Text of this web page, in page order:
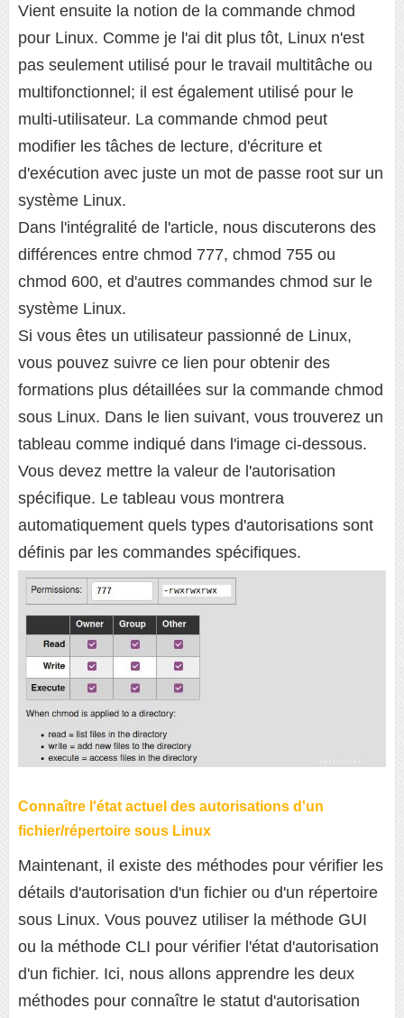
Vient ensuite la notion de la commande chmod
pour Linux. Comme je l'ai dit plus tôt, Linux n'est
pas seulement utilisé pour le travail multitâche ou
multifonctionnel; il est également utilisé pour le
multi-utilisateur. La commande chmod peut
modifier les tâches de lecture, d'écriture et
d'exécution avec juste un mot de passe root sur un
système Linux.
Dans l'intégralité de l'article, nous discuterons des
différences entre chmod 777, chmod 755 ou
chmod 600, et d'autres commandes chmod sur le
système Linux.
Si vous êtes un utilisateur passionné de Linux,
vous pouvez suivre ce lien pour obtenir des
formations plus détaillées sur la commande chmod
sous Linux. Dans le lien suivant, vous trouverez un
tableau comme indiqué dans l'image ci-dessous.
Vous devez mettre la valeur de l'autorisation
spécifique. Le tableau vous montrera
automatiquement quels types d'autorisations sont
définis par les commandes spécifiques.
Connaître l'état actuel des autorisations d'un
fichier/répertoire sous Linux
Maintenant, il existe des méthodes pour vérifier les
détails d'autorisation d'un fichier ou d'un répertoire
sous Linux. Vous pouvez utiliser la méthode GUI
ou la méthode CLI pour vérifier l'état d'autorisation
d'un fichier. Ici, nous allons apprendre les deux
méthodes pour connaître le statut d'autorisation